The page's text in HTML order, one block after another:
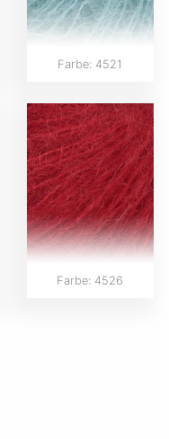
Farbe: 4521
Farbe: 4526